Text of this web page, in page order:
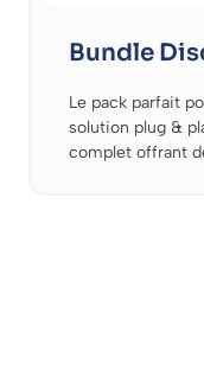
Bundle
Le pack parfait
solution plug &
complet offrant